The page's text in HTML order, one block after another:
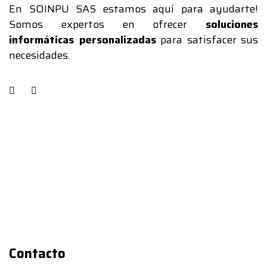
En SOINPU SAS estamos aquí para ayudarte!
Somos expertos en ofrecer soluciones
informáticas personalizadaspara satisfacer sus
necesidades.
Contacto